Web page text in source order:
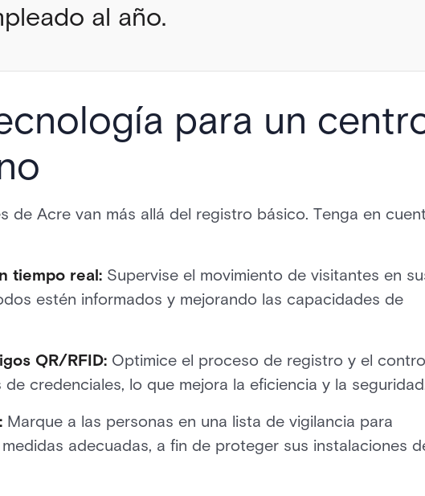
al año.
para un
de Acre van más allá del registro básico. Tenga en
tiempo real: Supervise el movimiento de visitantes en
estén informados y mejorando las capacidades de
QR/RFID: Optimice el proceso de registro y el
credenciales, lo que mejora la eficiencia y la
Marque a las personas en una lista de vigilancia para
adecuadas, a fin de proteger sus instalaciones